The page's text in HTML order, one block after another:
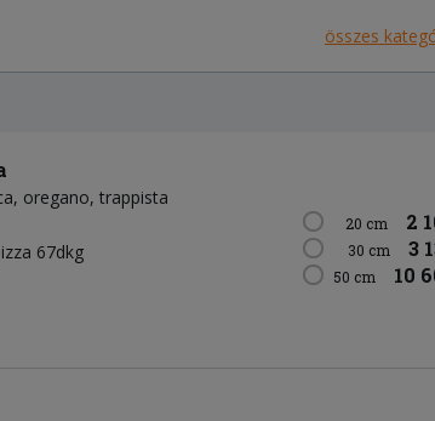
összes
oregano trappista
67dkg
20 cm 2
30 cm 3
50 cm 10